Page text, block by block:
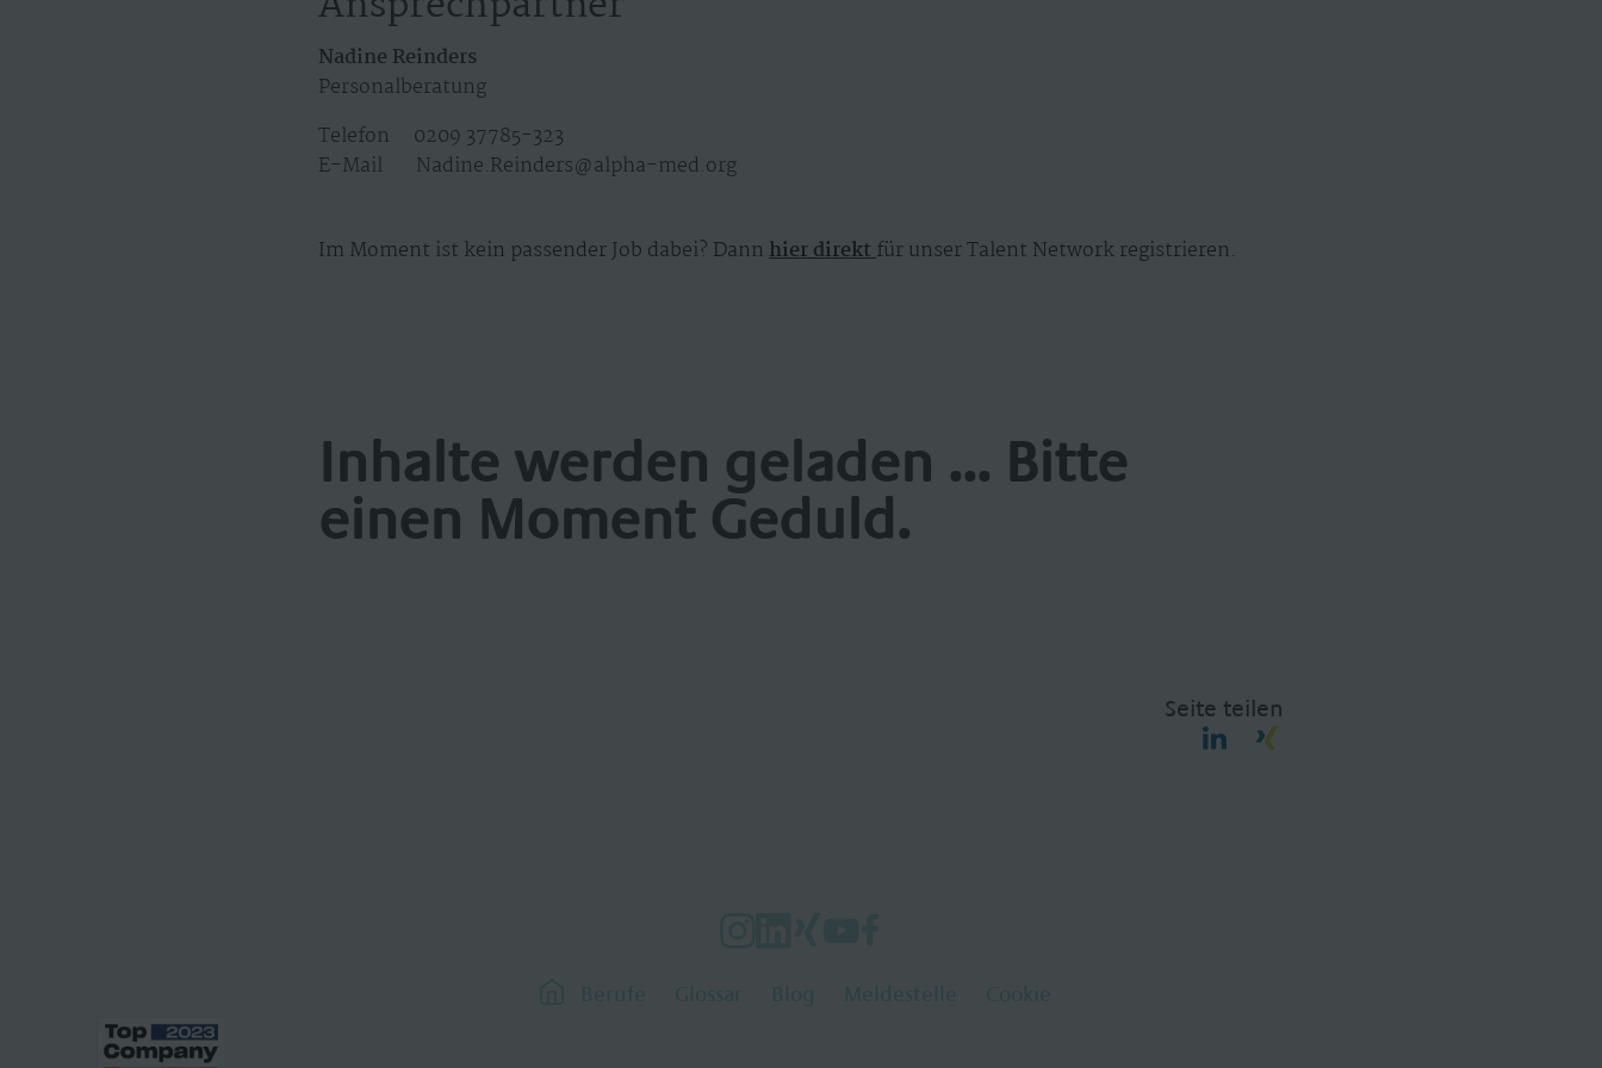
Nadine Reinders
Personalberatung
Telefon 0209 37785-323
E-Mail Nadine.Reinders@alpha-med.org
Im Moment ist kein passender Job dabei? Dannhier direktfür unser Talent Network registrieren.
Inhalte werden geladen ... Bitte
einen Moment Geduld.
Seite teilen